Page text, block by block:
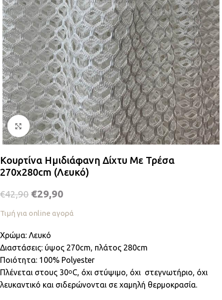
Κλικ για μεγέθυνση
Κουρτίνα Ημιδιάφανη Δίχτυ Με Τρέσα
270x280cm (Λευκό)
€42,90 €29,90
Τιμή για online αγορά
Χρώμα: Λευκό
Διαστάσεις: ύψος 270cm, πλάτος 280cm
Ποιότητα: 100% Polyester
Πλένεται στους 30οC, όχι στύψιμο, όχι στεγνωτήριο, όχι
λευκαντικό και σιδερώνονται σε χαμηλή θερμοκρασία.